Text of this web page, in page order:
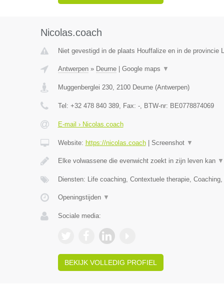
Nicolas.coach
Niet gevestigd in de plaats Houffalize en in de provincie
Antwerpen» Deurne| Google maps ▼
Muggenberglei 230, 2100 Deurne(Antwerpen)
Tel: +32 478 840 389, Fax: -, BTW-nr: BE0778874069
E-mail › Nicolas.coach
Website: https://nicolas.coach| Screenshot ▼
Elke volwassene die evenwicht zoekt in zijn leven kan ▼
Diensten: Life coaching, Contextuele therapie,
Openingstijden ▼
Sociale media:
BEKIJK VOLLEDIG PROFIEL